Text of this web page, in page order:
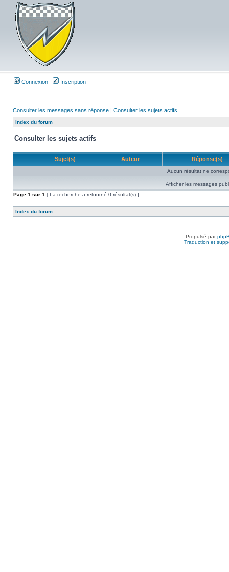
Connexion Inscription
Consulter les messages sans réponse | Consulter les sujets actifs
Index du forum
Consulter les sujets actifs
Sujet(s) Auteur Réponse(s)
Aucun résultat ne
Afficher les messages
Page 1 sur 1 [ La recherche a retourné 0 résultat(s) ]
Index du forum
Propulsé par
Traduction et